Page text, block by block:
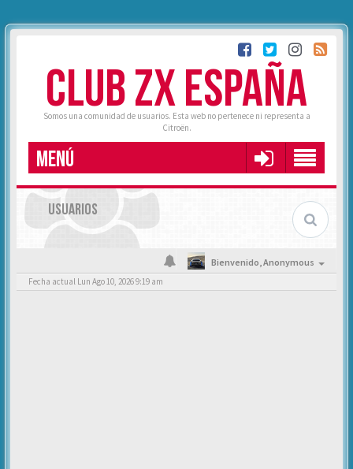
CLUB ZX ESPAÑA
Somos una comunidad de usuarios. Esta web no pertenece ni representa a
Citroën.
MENÚ
USUARIOS
Bienvenido,Anonymous
Fecha actual Lun Ago 10, 2026 9:19 am